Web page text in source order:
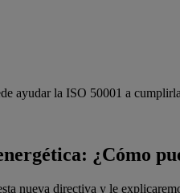
ayudar la ISO 50001 a
¿Cómo
nueva directiva y le